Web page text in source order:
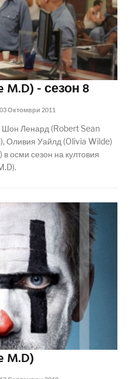
- сезон 8
03 Октомври 2011
Шон Ленард (Robert Sean
Оливия Уайлд (Olivia Wilde)
осми сезон на култовия
M.D)